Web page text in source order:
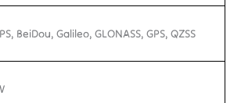
BeiDou, Galileo, GLONASS, GPS, QZSS